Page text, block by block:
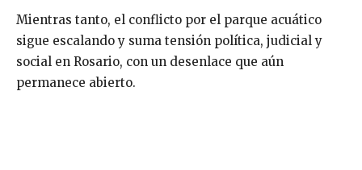
Mientras tanto, el conflicto por el parque acuático
sigue escalando y suma tensión política, judicial y
social en Rosario, con un desenlace que aún
permanece abierto.